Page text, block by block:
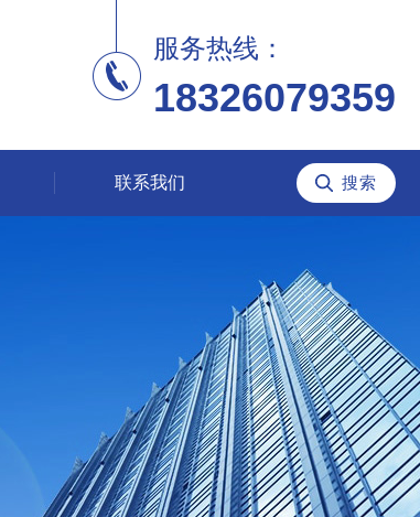
服务热线：
18326079359
联系我们